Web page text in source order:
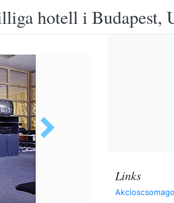
hotell i Budapest,
Links